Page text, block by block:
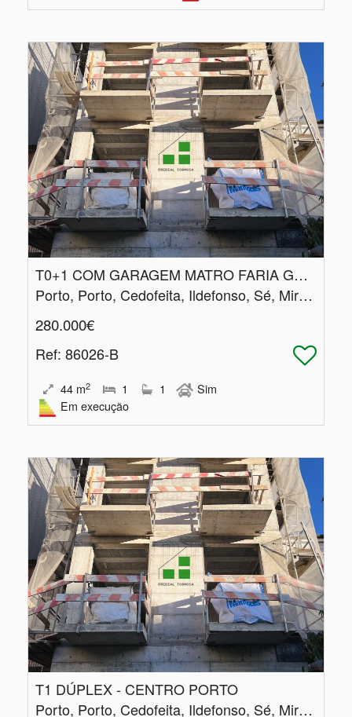
T0+1 COM GARAGEM MATRO FARIA GUIMARÃES
Porto, Porto, Cedofeita, Ildefonso, Sé, Miragaia, Nicolau, Vitória
280.000€
Ref: 86026-B
44 m2 1 1
Sim
Em execução
T1 DÚPLEX - CENTRO PORTO
Porto, Porto, Cedofeita, Ildefonso, Sé, Miragaia, Nicolau, Vitória